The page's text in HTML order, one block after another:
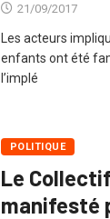
21/09/2017
Les acteurs
enfants ont été
l’implé
POLITIQUE
Le
manifesté